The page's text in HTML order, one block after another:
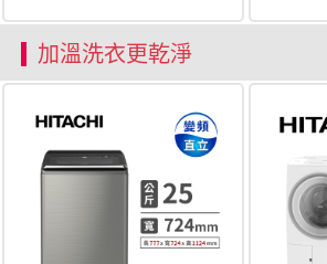
加溫洗衣更乾淨